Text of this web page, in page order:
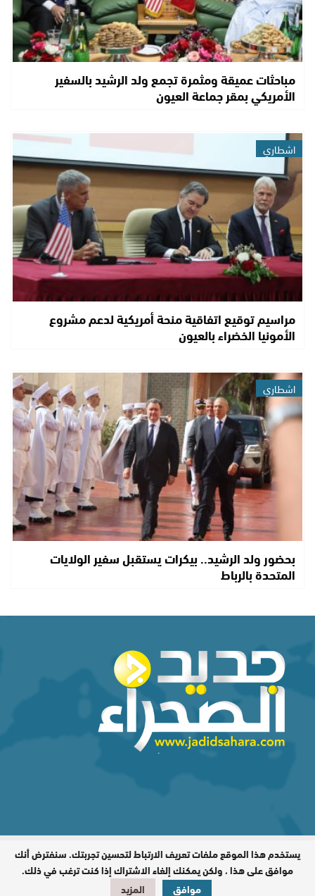
مباحثات عميقة ومثمرة تجمع ولد الرشيد بالسفير
الأمريكي بمقر جماعة العيون
اشطاري
مراسيم توقيع اتفاقية منحة أمريكية لدعم مشروع
الأمونيا الخضراء بالعيون
اشطاري
بحضور ولد الرشيد.. بيكرات يستقبل سفير الولايات
المتحدة بالرباط
المدير المسؤول : اشكيريد مصطفى /
جميع الحقوق محفوظة © 2026
تصميم وبرمجة
يستخدم هذا الموقع ملفات تعريف الارتباط لتحسين تجربتك. سنفترض أنك
موافق على هذا ، ولكن يمكنك إلغاء الاشتراك إذا كنت ترغب في ذلك.
موافق
المزيد